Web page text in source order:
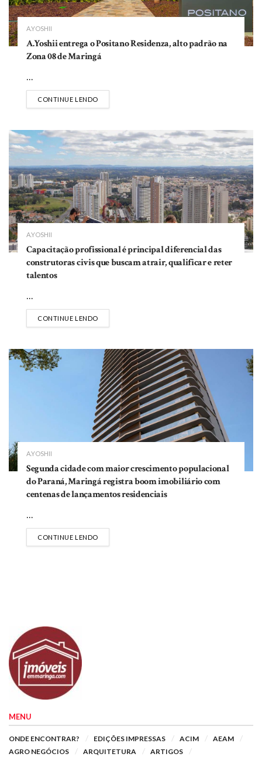
A.YOSHII
A.Yoshii entrega o Positano Residenza, alto padrão na
Zona 08 de Maringá
...
CONTINUE LENDODETAILS
A.YOSHII
Capacitação profissional é principal diferencial das
construtoras civis que buscam atrair, qualificar e reter
talentos
...
CONTINUE LENDODETAILS
A.YOSHII
Segunda cidade com maior crescimento populacional
do Paraná, Maringá registra boom imobiliário com
centenas de lançamentos residenciais
...
CONTINUE LENDODETAILS
MENU
ONDE ENCONTRAR? EDIÇÕES IMPRESSAS ACIM
AEAM
AGRO NEGÓCIOS
ARQUITETURA ARTIGOS